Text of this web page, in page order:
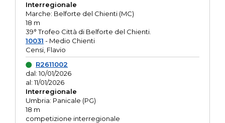
Interregionale
Marche: Belforte del Chienti (MC)
18 m
39° Trofeo Città di Belforte del Chienti.
10031 - Medio Chienti
Censi, Flavio
R2611002
dal: 10/01/2026
al: 11/01/2026
Interregionale
Umbria: Panicale (PG)
18 m
competizione interregionale